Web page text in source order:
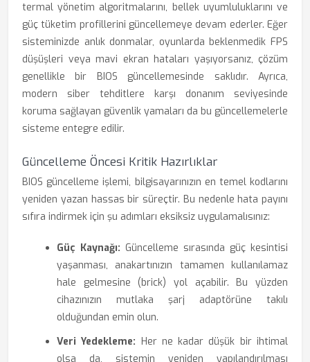
termal yönetim algoritmalarını, bellek uyumluluklarını ve
güç tüketim profillerini güncellemeye devam ederler. Eğer
sisteminizde anlık donmalar, oyunlarda beklenmedik FPS
düşüşleri veya mavi ekran hataları yaşıyorsanız, çözüm
genellikle bir BIOS güncellemesinde saklıdır. Ayrıca,
modern siber tehditlere karşı donanım seviyesinde
koruma sağlayan güvenlik yamaları da bu güncellemelerle
sisteme entegre edilir.
Güncelleme Öncesi Kritik Hazırlıklar
BIOS güncelleme işlemi, bilgisayarınızın en temel kodlarını
yeniden yazan hassas bir süreçtir. Bu nedenle hata payını
sıfıra indirmek için şu adımları eksiksiz uygulamalısınız:
Güç Kaynağı: Güncelleme sırasında güç kesintisi
yaşanması, anakartınızın tamamen kullanılamaz
hale gelmesine (brick) yol açabilir. Bu yüzden
cihazınızın mutlaka şarj adaptörüne takılı
olduğundan emin olun.
Veri Yedekleme: Her ne kadar düşük bir ihtimal
olsa da, sistemin yeniden yapılandırılması